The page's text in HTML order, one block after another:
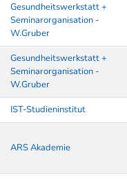
Gesundheitswerkstatt +
Seminarorganisation -
W.Gruber
Gesundheitswerkstatt +
Seminarorganisation -
W.Gruber
IST-Studieninstitut
ARS Akademie